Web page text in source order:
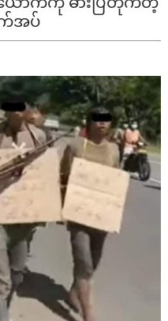
က်အပ်